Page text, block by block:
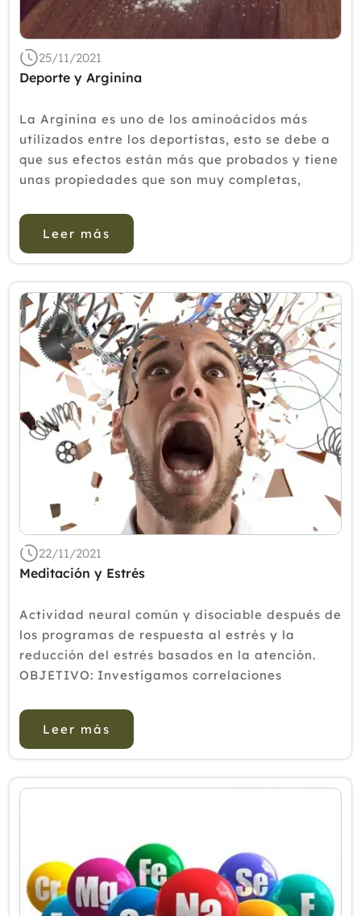
25/11/2021
Deporte y Arginina
La Arginina es uno de los aminoácidos más
utilizados entre los deportistas, esto se debe a
que sus efectos están más que probados y tiene
unas propiedades que son muy completas,
por esto que resulta una elecció...
Leer más
22/11/2021
Meditación y Estrés
Actividad neural común y disociable después de
los programas de respuesta al estrés y la
reducción del estrés basados ​​en la atención.
OBJETIVO: Investigamos correlaciones
de dos programas de...
Leer más